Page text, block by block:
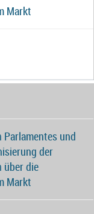
Markt
und
der
über die
Markt